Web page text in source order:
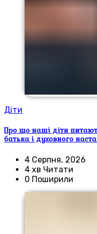
Діти
Про що наші діти
батька і духовного
4 Серпня, 2026
4 хв Читати
0 Поширили